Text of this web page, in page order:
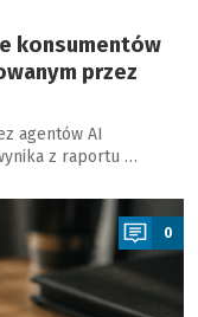
konsumentów
przez
agentów AI
z raportu …
0